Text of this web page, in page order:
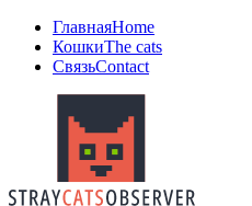
ГлавнаяHome
КошкиThe cats
СвязьContact